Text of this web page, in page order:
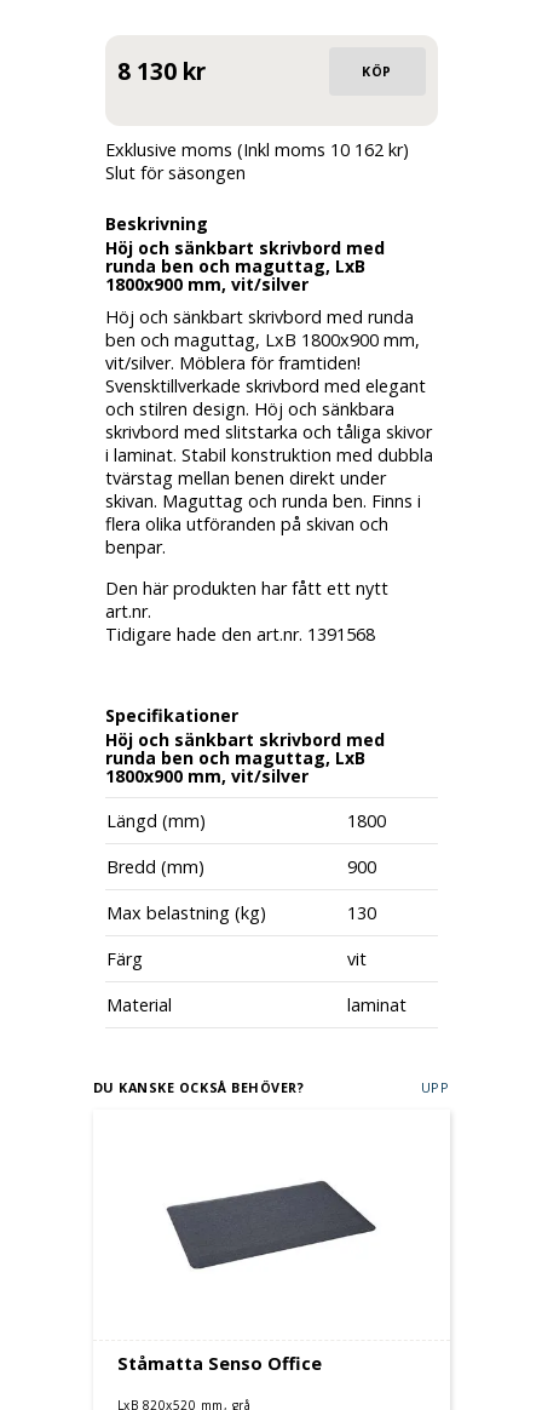
8 130 kr
Exklusive moms (Inkl moms 10 162 kr)
Slut för säsongen
Beskrivning
Höj och sänkbart skrivbord med
runda ben och maguttag, LxB
1800x900 mm, vit/silver
Höj och sänkbart skrivbord med runda
ben och maguttag, LxB 1800x900 mm,
vit/silver. Möblera för framtiden!
Svensktillverkade skrivbord med elegant
och stilren design. Höj och sänkbara
skrivbord med slitstarka och tåliga skivor
i laminat. Stabil konstruktion med dubbla
tvärstag mellan benen direkt under
skivan. Maguttag och runda ben. Finns i
flera olika utföranden på skivan och
benpar.
Den här produkten har fått ett nytt
art.nr.
Tidigare hade den art.nr. 1391568
Specifikationer
Höj och sänkbart skrivbord med
runda ben och maguttag, LxB
1800x900 mm, vit/silver
Längd (mm)
1800
Bredd (mm)
900
Max belastning (kg)
130
Färg
vit
Material
laminat
DU KANSKE OCKSÅ BEHÖVER? UPP
Ståmatta Senso Office
LxB 820x520 mm, grå